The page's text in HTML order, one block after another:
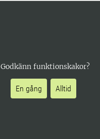
Godkänn funktionskakor?
En gång Alltid